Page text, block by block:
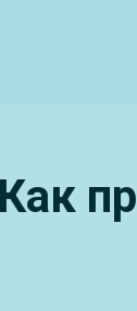
Как